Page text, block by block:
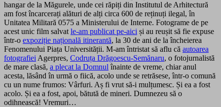
hangar de la Măgurele, unde cei răpiți din Institutul de Arhitectură
am fost încarcerați alături de alți circa 600 de reținuți ilegal, în
Unitatea Militară 0575 a Ministerului de Interne. Fotograme de pe
acest unic film salvat le-am publicat pe-aici și au reușit să fie expuse
într-o expoziție națională itinerantă, la 30 de ani de la încheierea
Fenomenului Piața Universității. M-am întristat să aflu că autoarea
fotografiei Agerpres, Codruța Drăgoescu-Semănaru, o fotojurnalistă
de mare clasă, a plecat la Domnul înainte de vreme, chiar anul
acesta, lăsând în urmă o fiică, acolo unde se retrăsese, într-o comună
cu un nume frumos: Vârfuri. Aș fi vrut să-i mulțumesc. Și ea a fost
acolo. Și ea a fost, apoi, bătută de mineri. Dumnezeu să o
odihnească! Vremuri…